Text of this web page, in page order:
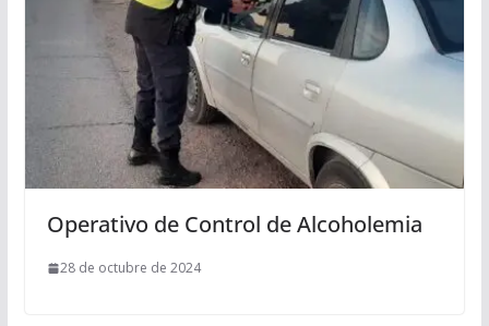
Operativo de Control de Alcoholemia
28 de octubre de 2024